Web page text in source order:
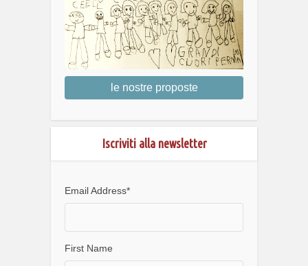
le nostre proposte
Iscriviti alla newsletter
Email Address*
First Name